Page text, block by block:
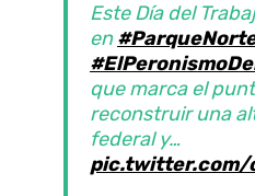
Este Día del
en
que marca el
reconstruir una
federal y…
pic.twitter.com/